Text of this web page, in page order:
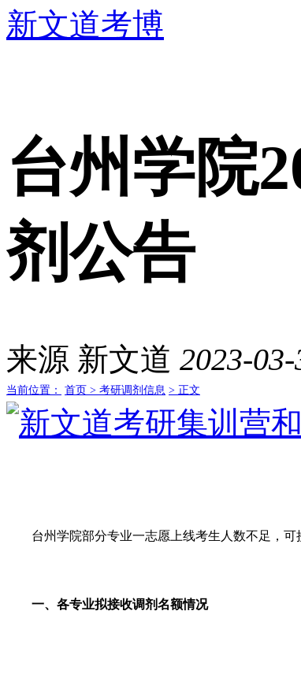
新文道考博
台州学院
剂公告
来源 新文道 2023-
当前位置： 首页 > 考研调剂信息 > 正文
台州学院部分专业一志愿上线考生人数不足，可
一、各专业拟接收调剂名额情况